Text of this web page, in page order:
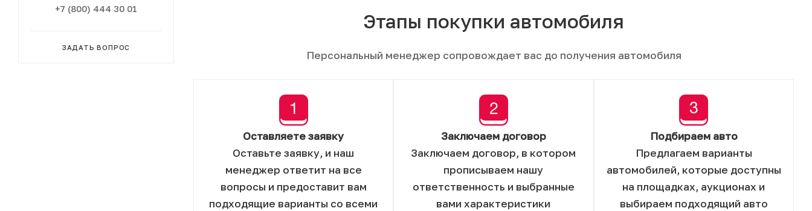
Этапы покупки автомобиля
Персональный менеджер сопровождает вас до получения автомобиля
Оставляете заявку
Оставьте заявку, и наш
менеджер ответит на все
вопросы и предоставит вам
подходящие варианты со всеми
Заключаем договор
Заключаем договор, в котором
прописываем нашу
ответственность и выбранные
вами характеристики
Подбираем авто
Предлагаем варианты
автомобилей, которые доступны
на площадках, аукционах и
выбираем подходящий авто
+7 (800) 444 30 01
ЗАДАТЬ ВОПРОС